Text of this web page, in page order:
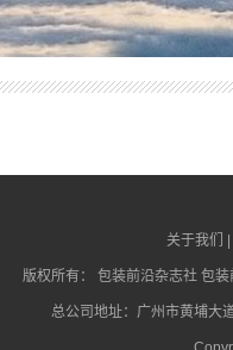
关于我们
版权所有： 包装前沿杂志社 包装
总公司地址：广州市黄埔大